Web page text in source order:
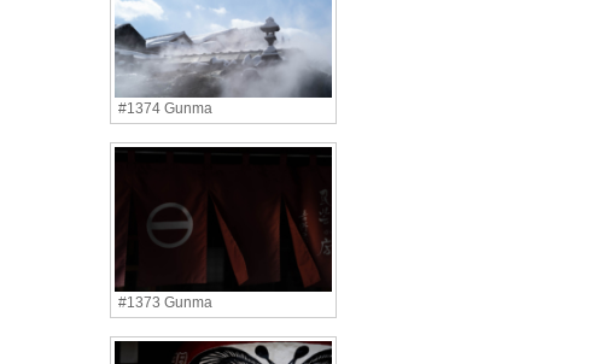
#1374 Gunma
#1373 Gunma